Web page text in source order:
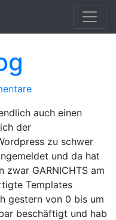
auch einen
der
zu schwer
und da hat
zwar GARNICHTS am
Templates
gestern von 0 bis um
beschäftigt und hab